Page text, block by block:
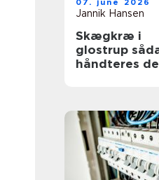
07. june 2026
Jannik Hansen
Skægkræ i
glostrup sådan
håndteres de